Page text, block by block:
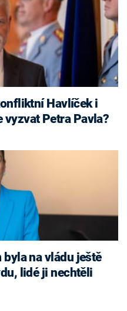
vyzvat Petra Pavla?
na vládu ještě
lidé ji nechtěli